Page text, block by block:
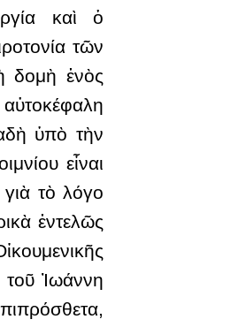
καὶ ὁ
τῶν
δομὴ ἑνὸς
ὑπὸ τὴν
εἶναι
τὸ λόγο
ἐντελῶς
τοῦ Ἰωάννη